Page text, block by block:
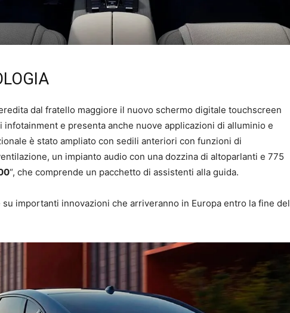
dal fratello maggiore il nuovo schermo digitale touchscreen
infotainment e presenta anche nuove applicazioni di alluminio e
è stato ampliato con sedili anteriori con funzioni di
un impianto audio con una dozzina di altoparlanti e 775
“, che comprende un pacchetto di assistenti alla guida.
su importanti innovazioni che arriveranno in Europa entro la fine del